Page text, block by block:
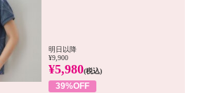
明日以降
¥9,900
¥5,980(税込)
39%OFF